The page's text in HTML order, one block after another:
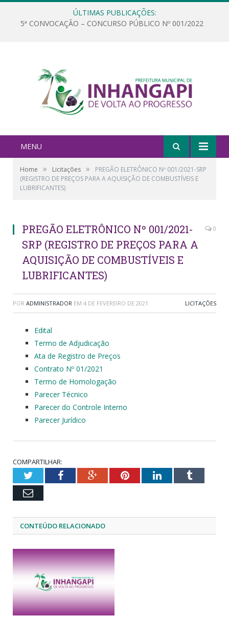
ÚLTIMAS PUBLICAÇÕES:
5ª CONVOCAÇÃO – CONCURSO PÚBLICO Nº 001/2022
MENU
Home » Licitações »
PREGÃO ELETRÔNICO Nº 001/2021-SRP
(REGISTRO DE PREÇOS PARA A AQUISIÇÃO DE COMBUSTÍVEIS E
LUBRIFICANTES)
PREGÃO ELETRÔNICO Nº 001/2021-
SRP (REGISTRO DE PREÇOS PARA A
AQUISIÇÃO DE COMBUSTÍVEIS E
LUBRIFICANTES)
0
POR ADMINISTRADOR EM 4 DE FEVEREIRO DE 2021 LICITAÇÕES
Edital
Termo de Adjudicação
Ata de Registro de Preços
Contrato Nº 01/2021
Termo de Homologação
Parecer Técnico
Parecer do Controle Interno
Parecer Jurídico
COMPARTILHAR:
TwitterFacebookGoogle+PinterestLinkedInTumblr
Email
CONTEÚDO RELACIONADO